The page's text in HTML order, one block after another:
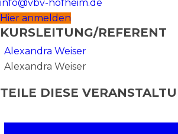
info@vbv-hofheim.de
Hier anmelden
KURSLEITUNG/REFERENT
Alexandra Weiser
Alexandra Weiser
TEILE DIESE